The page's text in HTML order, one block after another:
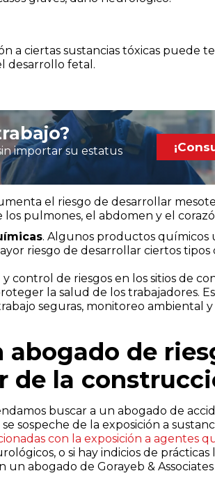
a ciertas sustancias tóxicas puede
desarrollo fetal.
importar su estatus
el riesgo de desarrollar
pulmones, el abdomen y el
. Algunos productos químicos
riesgo de desarrollar ciertos tipos
control de riesgos en los sitios de
la salud de los trabajadores.
seguras, monitoreo ambiental
abogado de
de la
buscar a un abogado de
se sospeche de la exposición a
con la exposición a agentes
o si hay indicios de
abogado de Gorayeb & Associates